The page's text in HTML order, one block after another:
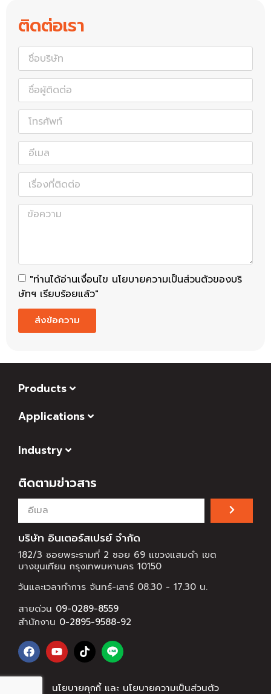
ติดต่อเรา
"ท่านได้อ่านเงื่อนไข นโยบายความเป็นส่วนตัวของบริ
ษัทฯ เรียบร้อยแล้ว"
ส่งข้อความ
Products
Applications
Industry
ติดตามข่าวสาร
บริษัท อินเตอร์สเปรย์ จำกัด
182/3 ซอยพระรามที่ 2 ซอย 69 แขวงแสมดำ เขต
บางขุนเทียน กรุงเทพมหานคร 10150
วันและเวลาทำการ จันทร์-เสาร์ 08.30 - 17.30 น.
สายด่วน 09-0289-8559
สำนักงาน 0-2895-9588-92
นโยบายคุกกี้ และ นโยบายความเป็นส่วนตัว